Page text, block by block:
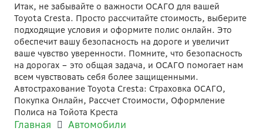
Итак, не забывайте о важности ОСАГО для вашей
Toyota Cresta. Просто рассчитайте стоимость, выберите
подходящие условия и оформите полис онлайн. Это
обеспечит вашу безопасность на дороге и увеличит
ваше чувство уверенности. Помните, что безопасность
на дорогах – это общая задача, и ОСАГО помогает нам
всем чувствовать себя более защищенными.
Автострахование Toyota Cresta: Страховка ОСАГО,
Покупка Онлайн, Рассчет Стоимости, Оформление
Полиса на Тойота Креста
Главная Автомобили